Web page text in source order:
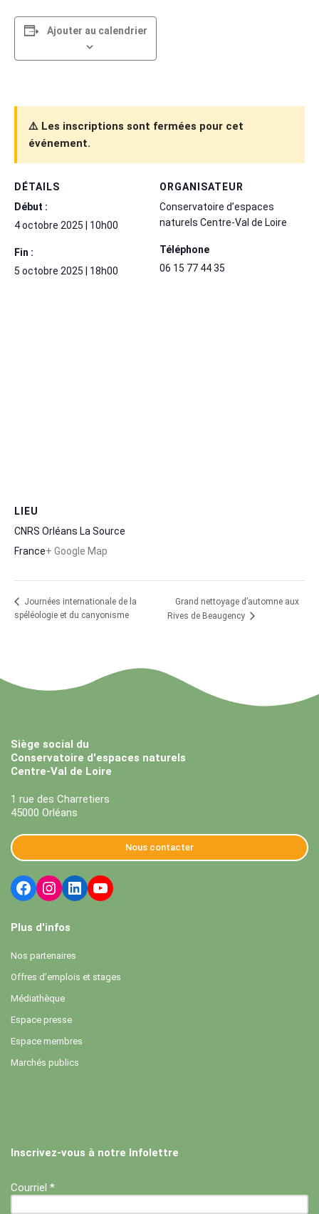
Ajouter au calendrier
⚠️ Les inscriptions sont fermées pour cet
événement.
DÉTAILS
Début :
4 octobre 2025 | 10h00
Fin :
5 octobre 2025 | 18h00
ORGANISATEUR
Conservatoire d’espaces
naturels Centre-Val de Loire
Téléphone
06 15 77 44 35
LIEU
CNRS Orléans La Source
France+ Google Map
Journées internationale de la
spéléologie et du canyonisme
Grand nettoyage d’automne aux
Rives de Beaugency
Siège social du
Conservatoire d'espaces naturels
Centre-Val de Loire
1 rue des Charretiers
45000 Orléans
Nous contacter
Plus d'infos
Nos partenaires
Offres d’emplois et stages
Médiathèque
Espace presse
Espace membres
Marchés publics
Inscrivez-vous à notre Infolettre
Courriel *